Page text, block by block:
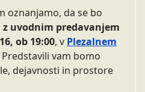
oznanjamo, da se bo
z uvodnim predavanjem
ob 19:00, v Plezalnem
Predstavili vam bomo
dejavnosti in prostore